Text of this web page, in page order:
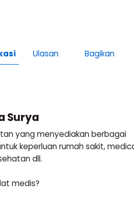
Ulasan Bagikan
Surya
yang menyediakan berbagai
keperluan rumah sakit,
dll.
medis?